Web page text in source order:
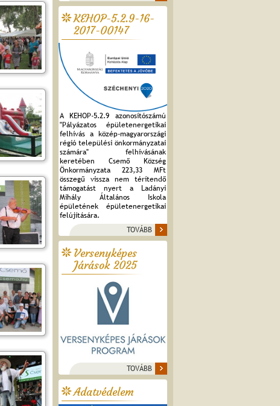
KEHOP-5.2.9-16-
2017-00147
A KEHOP-5.2.9 azonosítószámú
"Pályázatos épületenergetikai
felhívás a közép-magyarországi
régió települési önkormányzatai
számára" felhívásának
keretében Csemő Község
Önkormányzata 223,33 MFt
összegű vissza nem térítendő
támogatást nyert a Ladányi
Mihály Általános Iskola
épületének épületenergetikai
felújítására.
TOVÁBB
Versenyképes
Járások 2025
TOVÁBB
Adatvédelem